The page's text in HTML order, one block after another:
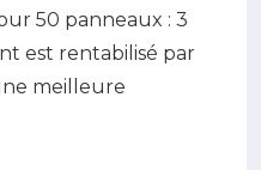
50 panneaux : 3
est rentabilisé par
meilleure